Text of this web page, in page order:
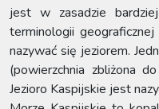
jest w zasadzie
terminologii
nazywać się jeziorem.
(powierzchnia zbliżona
Jezioro Kaspijskie jest